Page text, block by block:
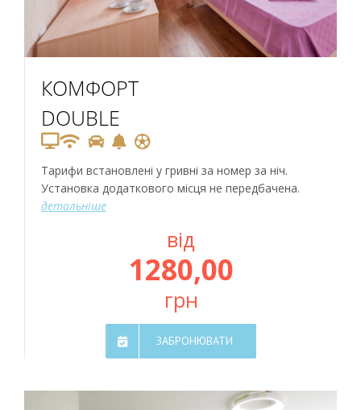
КОМФОРТ
DOUBLE
Тарифи встановлені у гривні за номер за ніч.
Установка додаткового місця не передбачена.
детальніше
від
1280,00
грн
ЗАБРОНЮВАТИ